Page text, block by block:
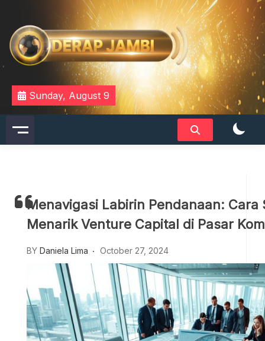
content
DERAPJAMBI
Sunday, August 9
Menavigasi Labirin Pendanaan: Cara
Menarik Venture Capital di Pasar
BY Daniela Lima October 27, 2024